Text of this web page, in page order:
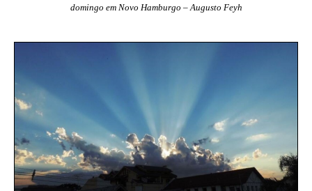
domingo em Novo Hamburgo – Augusto Feyh